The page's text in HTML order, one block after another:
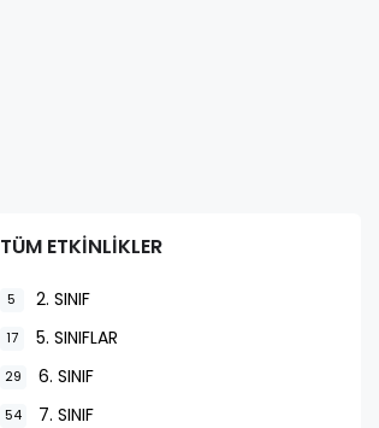
TÜM ETKİNLİKLER
5 2. SINIF
17 5. SINIFLAR
29 6. SINIF
54 7. SINIF